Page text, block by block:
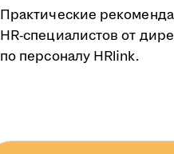
Практические
HR-специалистов от
по персоналу HRlink.